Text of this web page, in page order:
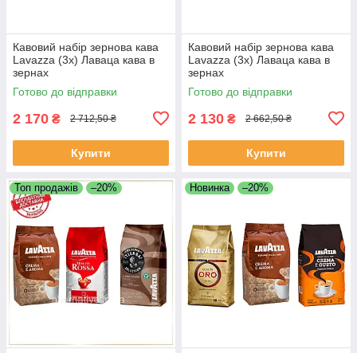
Кавовий набір зернова кава
Lavazza (3х) Лаваца кава в
зернах
Готово до відправки
2 170 ₴ 2 712,50 ₴
Купити
Кавовий набір зернова кава
Lavazza (3х) Лаваца кава в
зернах
Готово до відправки
2 130 ₴ 2 662,50 ₴
Купити
Топ продажів –20% Новинка –20%